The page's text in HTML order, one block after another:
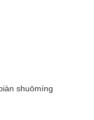
shuōmíng